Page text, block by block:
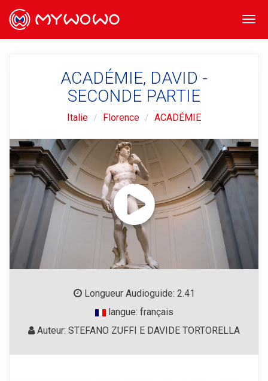
ACADÉMIE, DAVID -
SECONDE PARTIE
Italie Florence ACADÉMIE
Longueur Audioguide: 2.41
langue: français
Auteur: STEFANO ZUFFI E DAVIDE TORTORELLA